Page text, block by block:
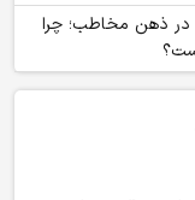
در ذهن مخاطب؛ چرا